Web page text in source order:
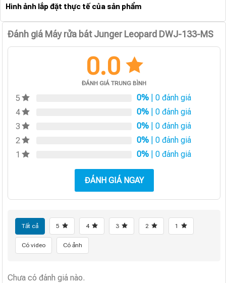
Hình ảnh lắp đặt thực tế của sản phẩm
Đánh giá Máy rửa bát Junger Leopard DWJ-133-MS
0.0
ĐÁNH GIÁ TRUNG BÌNH
5 0% | 0 đánh giá
4
0% | 0 đánh giá
3
0% | 0 đánh giá
2
0% | 0 đánh giá
1
0% | 0 đánh giá
ĐÁNH GIÁ NGAY
Tất cả 5 4 3 2 1
Có video Có ảnh
Chưa có đánh giá nào.